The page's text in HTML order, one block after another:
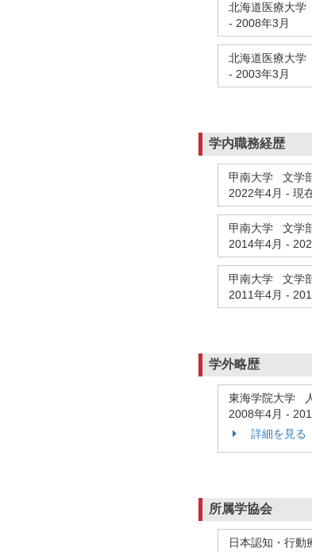
北海道医療大
- 2008年3月
北海道医療大
- 2003年3月
学内職務経歴
甲南大学 文学
2022年4月 - 現
甲南大学 文学
2014年4月 -
甲南大学 文学
2011年4月 -
学外略歴
東海学院大学
2008年4月 -
詳細を見る
所属学協会
日本認知・行動